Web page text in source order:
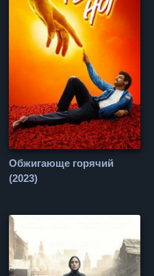
Обжигающе горячий
(2023)